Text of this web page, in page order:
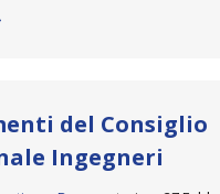
del Consiglio
Ingegneri